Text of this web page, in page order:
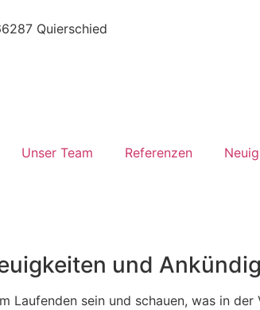
Quierschied
Unser Team Referenzen
und
Laufenden sein und schauen, was in